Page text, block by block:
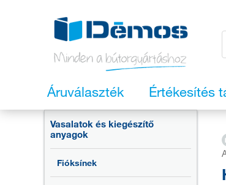
Áruválaszték Értékesítés
Vasalatok és kiegészítő
anyagok
Fióksínek